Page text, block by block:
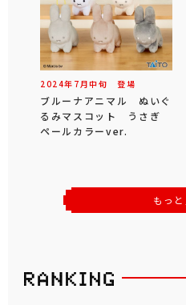
2024年 7 月中旬 登場
ブルーナアニマル ぬいぐ
るみマスコット うさぎ
ペールカラーver.
もっ